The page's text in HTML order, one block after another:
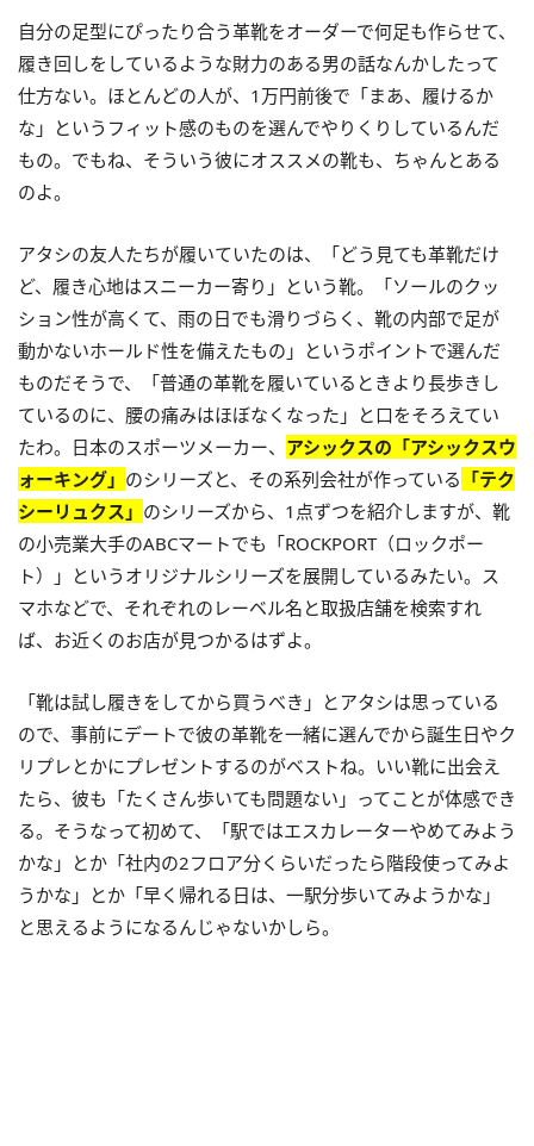
自分の足型にぴったり合う革靴をオーダーで何足も作らせて、
履き回しをしているような財力のある男の話なんかしたって
仕方ない。ほとんどの人が、1万円前後で「まあ、履けるか
な」というフィット感のものを選んでやりくりしているんだ
もの。でもね、そういう彼にオススメの靴も、ちゃんとある
のよ。
アタシの友人たちが履いていたのは、「どう見ても革靴だけ
ど、履き心地はスニーカー寄り」という靴。「ソールのクッ
ション性が高くて、雨の日でも滑りづらく、靴の内部で足が
動かないホールド性を備えたもの」というポイントで選んだ
ものだそうで、「普通の革靴を履いているときより長歩きし
ているのに、腰の痛みはほぼなくなった」と口をそろえてい
たわ。日本のスポーツメーカー、 アシックスの「アシックスウ
ォーキング」 のシリーズと、その系列会社が作っている 「テク
シーリュクス」 のシリーズから、1点ずつを紹介しますが、靴
の小売業大手のABCマートでも「ROCKPORT（ロックポー
ト）」というオリジナルシリーズを展開しているみたい。ス
マホなどで、それぞれのレーベル名と取扱店舗を検索すれ
ば、お近くのお店が見つかるはずよ。
「靴は試し履きをしてから買うべき」とアタシは思っている
ので、事前にデートで彼の革靴を一緒に選んでから誕生日やク
リプレとかにプレゼントするのがベストね。いい靴に出会え
たら、彼も「たくさん歩いても問題ない」ってことが体感でき
る。そうなって初めて、「駅ではエスカレーターやめてみよう
かな」とか「社内の2フロア分くらいだったら階段使ってみよ
うかな」とか「早く帰れる日は、一駅分歩いてみようかな」
と思えるようになるんじゃないかしら。